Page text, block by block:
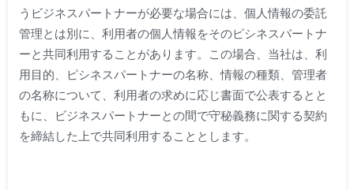
うビジネスパートナーが必要な場合には、個人情報の委託
管理とは別に、利用者の個人情報をそのピシネスパートナ
ーと共同利用することがあります。この場合、当社は、利
用目的、ピシネスパートナーの名称、情報の種類、管理者
の名称について、利用者の求めに応じ書面で公表するとと
もに、ビジネスパートナーとの間で守秘義務に関する契約
を締結した上で共同利用することとします。